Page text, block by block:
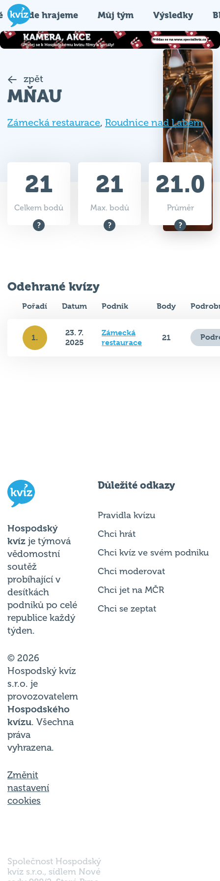
Kde hrajeme Můj tým Výsledky
zpět
MŇAU
Zámecká restaurace, Roudnice nad Labem
21
Celkem bodů
21
Max. bodů
21.0
Průměr
Odehrané kvízy
Pořadí Datum Podnik Body
1.
23. 7.
2025
Zámecká
restaurace
21
Hospodský
kvíz je týmová
vědomostní
soutěž
probíhající v
desítkách
podniků po celé
republice každý
týden.
© 2026
Hospodský kvíz
s.r.o. je
provozovatelem
Hospodského
kvízu. Všechna
práva
vyhrazena.
Změnit
nastavení
cookies
Důležité odkazy
Pravidla kvízu
Chci hrát
Chci kvíz ve svém podniku
Chci moderovat
Chci jet na MČR
Chci se zeptat
Společnost Hospodský
kvíz s.r.o., sídlem Nové